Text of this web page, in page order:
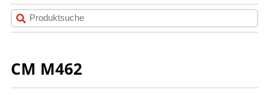
CM M462